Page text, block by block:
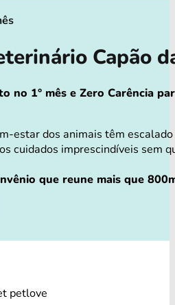
Capão
no 1° mês e Zero Carência
estar dos animais têm
cuidados imprescindíveis sem
que reune mais que